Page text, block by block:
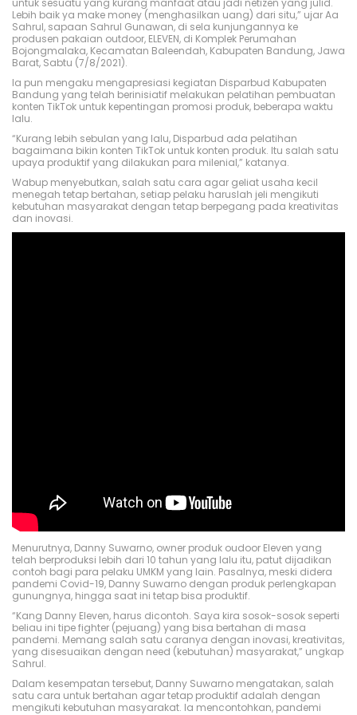
untuk sesuatu yang kurang manfaat atau jadi netizen yang julid.
Lebih baik ya make money (menghasilkan uang) dari situ,” ujar Aa
Sahrul, sapaan Sahrul Gunawan, di sela kunjungannya ke
produsen pakaian outdoor, ELEVEN, di Komplek Perumahan
Bojongmalaka, Kecamatan Baleendah, Kabupaten Bandung, Jawa
Barat, Sabtu (7/8/2021).
Ia pun mengaku mengapresiasi kegiatan Disparbud Kabupaten
Bandung yang telah berinisiatif melakukan pelatihan pembuatan
konten TikTok untuk kepentingan promosi produk, beberapa waktu
lalu.
“Kurang lebih sebulan yang lalu, Disparbud ada pelatihan
bagaimana bikin konten TikTok untuk konten produk. Itu salah satu
upaya produktif yang dilakukan para milenial,” katanya.
Wabup menyebutkan, salah satu cara agar geliat usaha kecil
menegah tetap bertahan, setiap pelaku haruslah jeli mengikuti
kebutuhan masyarakat dengan tetap berpegang pada kreativitas
dan inovasi.
Menurutnya, Danny Suwarno, owner produk oudoor Eleven yang
telah berproduksi lebih dari 10 tahun yang lalu itu, patut dijadikan
contoh bagi para pelaku UMKM yang lain. Pasalnya, meski didera
pandemi Covid-19, Danny Suwarno dengan produk perlengkapan
gunungnya, hingga saat ini tetap bisa produktif.
“Kang Danny Eleven, harus dicontoh. Saya kira sosok-sosok seperti
beliau ini tipe fighter (pejuang) yang bisa bertahan di masa
pandemi. Memang salah satu caranya dengan inovasi, kreativitas,
yang disesuaikan dengan need (kebutuhan) masyarakat,” ungkap
Sahrul.
Dalam kesempatan tersebut, Danny Suwarno mengatakan, salah
satu cara untuk bertahan agar tetap produktif adalah dengan
mengikuti kebutuhan masyarakat. Ia mencontohkan, pandemi